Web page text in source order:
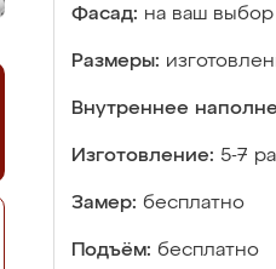
Фасад: на ваш
Размеры:
Внутреннее
Изготовление: 5-7
Замер: бесплатно
Подъём: бесплатно